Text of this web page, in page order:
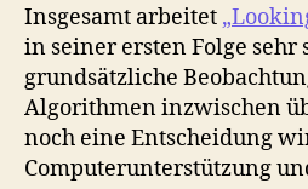
Insgesamt arbeitet
in seiner ersten Folge sehr
grundsätzliche
Algorithmen inzwischen
noch eine Entscheidung
Computerunterstützung